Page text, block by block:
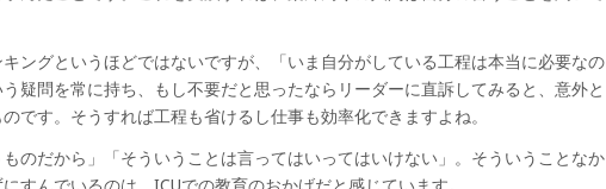
ングというほどではないですが、「いま自分がしている工程は本当に必要なの
疑問を常に持ち、もし不要だと思ったならリーダーに直訴してみると、意外と
です。そうすれば工程も省けるし仕事も効率化できますよね。
ものだから」「そういうことは言ってはいってはいけない」。そういうことなか